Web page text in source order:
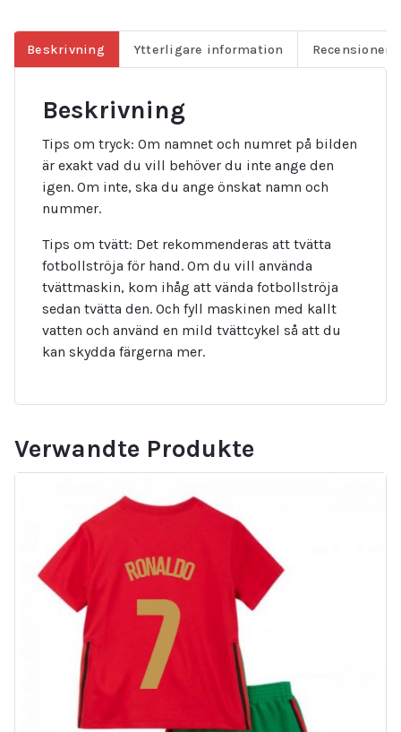
Beskrivning Ytterligare information Recensioner
Beskrivning
Tips om tryck: Om namnet och numret på bilden
är exakt vad du vill behöver du inte ange den
igen. Om inte, ska du ange önskat namn och
nummer.
Tips om tvätt: Det rekommenderas att tvätta
fotbollströja för hand. Om du vill använda
tvättmaskin, kom ihåg att vända fotbollströja
sedan tvätta den. Och fyll maskinen med kallt
vatten och använd en mild tvättcykel så att du
kan skydda färgerna mer.
Verwandte Produkte